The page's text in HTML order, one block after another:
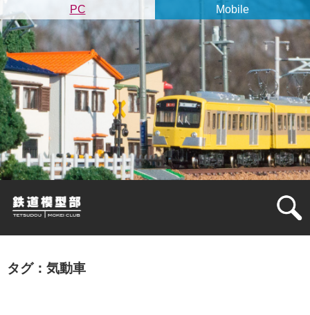
PC Mobile
タグ：気動車